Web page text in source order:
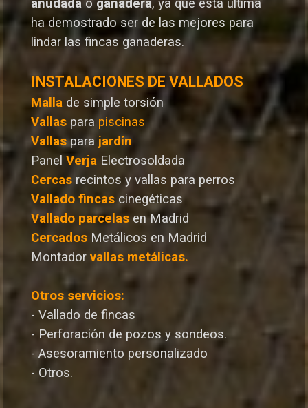
anudada o ganadera, ya que esta última
ha demostrado ser de las mejores para
lindar las fincas ganaderas.
INSTALACIONES DE VALLADOS
Malla de simple torsión
Vallas para piscinas
Vallaspara jardín
Panel Verja Electrosoldada
Cercas recintos y vallas para perros
Vallado fincas cinegéticas
Vallado parcelas en Madrid
Cercados Metálicos en Madrid
Montador vallas metálicas.
Otros servicios:
- Vallado de fincas
- Perforación de pozos y sondeos.
- Asesoramiento personalizado
- Otros.